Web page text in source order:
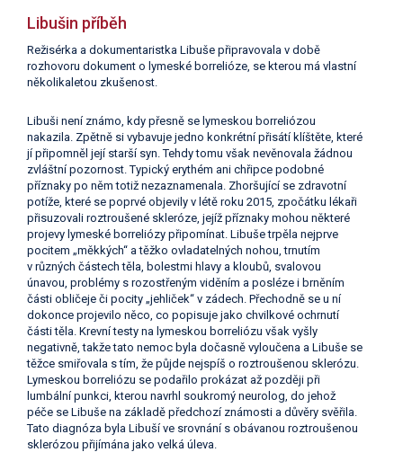
Libušin příběh
Režisérka a dokumentaristka Libuše připravovala v době
rozhovoru dokument o lymeské borrelióze, se kterou má vlastní
několikaletou zkušenost.
Libuši není známo, kdy přesně se lymeskou borreliózou
nakazila. Zpětně si vybavuje jedno konkrétní přisátí klíštěte, které
jí připomněl její starší syn. Tehdy tomu však nevěnovala žádnou
zvláštní pozornost. Typický erythém ani chřipce podobné
příznaky po něm totiž nezaznamenala. Zhoršující se zdravotní
potíže, které se poprvé objevily v létě roku 2015, zpočátku lékaři
přisuzovali roztroušené skleróze, jejíž příznaky mohou některé
projevy lymeské borreliózy připomínat. Libuše trpěla nejprve
pocitem „měkkých“ a těžko ovladatelných nohou, trnutím
v různých částech těla, bolestmi hlavy a kloubů, svalovou
únavou, problémy s rozostřeným viděním a posléze i brněním
části obličeje či pocity „jehliček“ v zádech. Přechodně se u ní
dokonce projevilo něco, co popisuje jako chvilkové ochrnutí
části těla. Krevní testy na lymeskou borreliózu však vyšly
negativně, takže tato nemoc byla dočasně vyloučena a Libuše se
těžce smiřovala s tím, že půjde nejspíš o roztroušenou sklerózu.
Lymeskou borreliózu se podařilo prokázat až později při
lumbální punkci, kterou navrhl soukromý neurolog, do jehož
péče se Libuše na základě předchozí známosti a důvěry svěřila.
Tato diagnóza byla Libuší ve srovnání s obávanou roztroušenou
sklerózou přijímána jako velká úleva.